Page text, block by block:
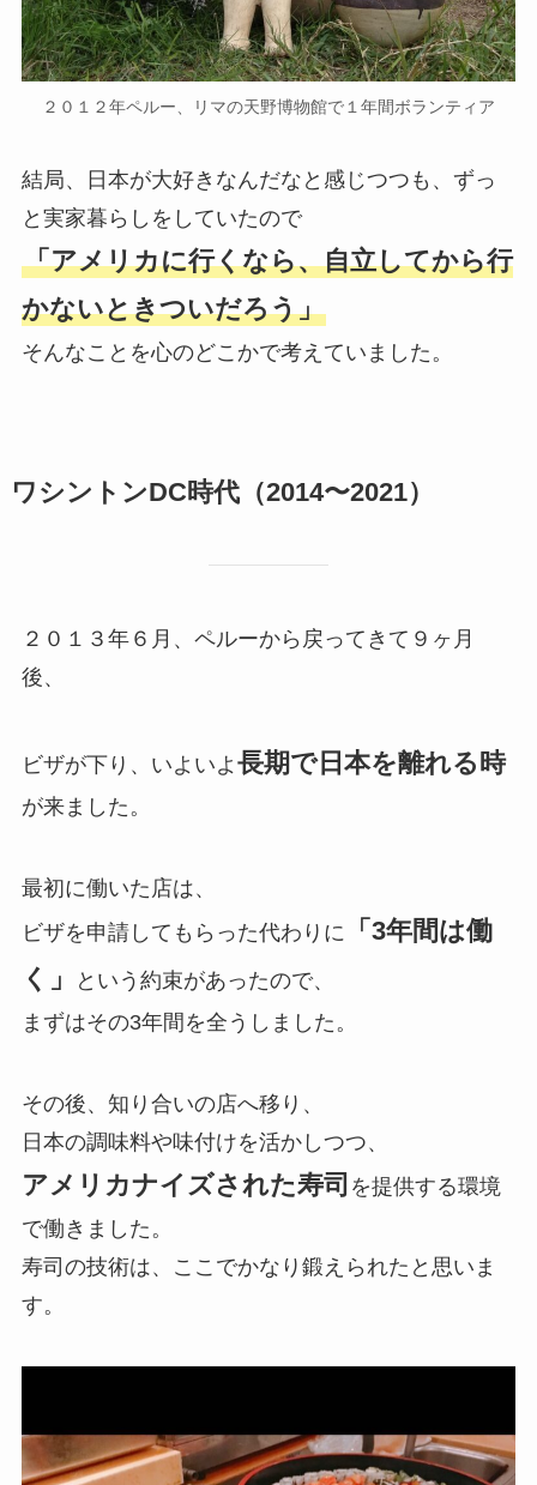
２０１２年ペルー、リマの天野博物館で１年間ボランティア
結局、日本が大好きなんだなと感じつつも、ずっ
と実家暮らしをしていたので
「アメリカに行くなら、自立してから行
かないときついだろう」
そんなことを心のどこかで考えていました。
ワシントンDC時代（2014〜2021）
２０１３年６月、ペルーから戻ってきて９ヶ月
後、
ビザが下り、いよいよ 長期で日本を離れる時
が来ました。
最初に働いた店は、
ビザを申請してもらった代わりに
「3年間は働
く」
という約束があったので、
まずはその3年間を全うしました。
その後、知り合いの店へ移り、
日本の調味料や味付けを活かしつつ、
アメリカナイズされた寿司 を提供する環境
で働きました。
寿司の技術は、ここでかなり鍛えられたと思いま
す。